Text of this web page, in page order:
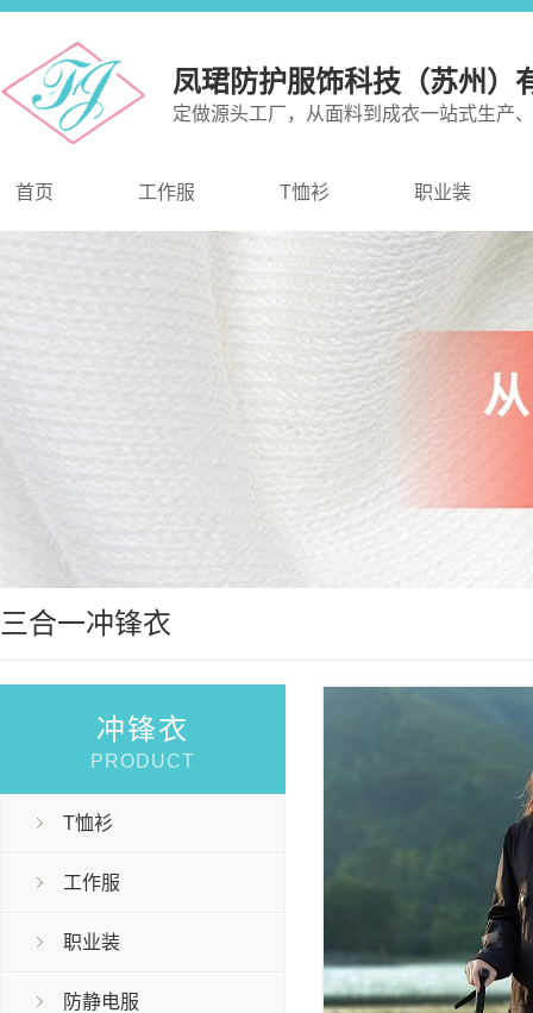
凤珺防护服饰科技（苏州）
定做源头工厂，从面料到成衣一站式生产
首页 工作服 T恤衫 职业装
三合一冲锋衣
冲锋衣
PRODUCT
T恤衫
工作服
职业装
防静电服